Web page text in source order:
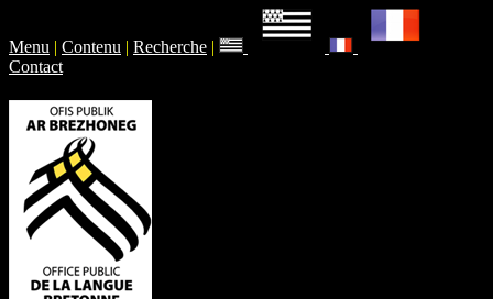
Menu | Contenu | Recherche |
Contact